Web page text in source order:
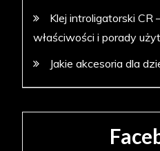
Klej introligatorski CR
właściwości i porady
Jakie akcesoria dla